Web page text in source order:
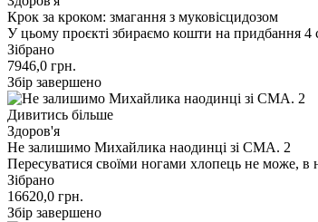
Крок за кроком: змагання з муковісцидозом
У цьому проєкті збираємо кошти на придбання
Зібрано
7946,0 грн.
Збір завершено
Дивитись більше
Здоров'я
Не залишимо Михайлика наодинці зі СМА. 2
Пересуватися своїми ногами хлопець не може,
Зібрано
16620,0 грн.
Збір завершено